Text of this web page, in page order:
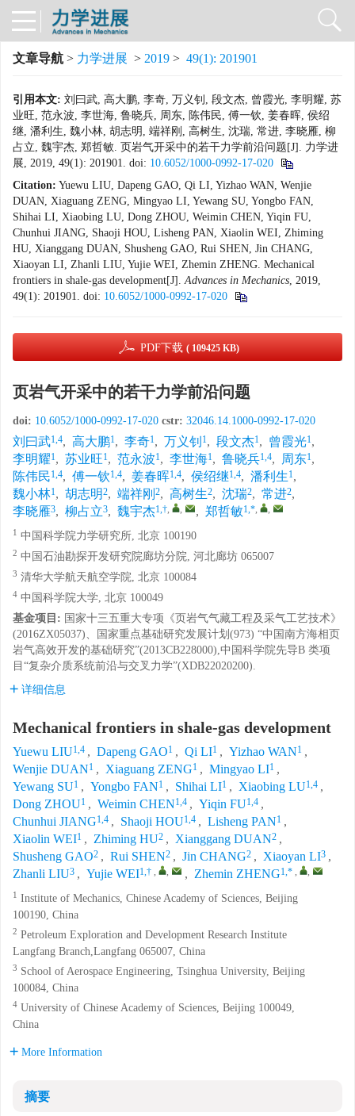
文章导航 > 力学进展 > 2019 > 49(1): 201901
引用本文: 刘曰武, 高大鹏, 李奇, 万义钊, 段文杰, 曾霞光, 李明耀, 苏
业旺, 范永波, 李世海, 鲁晓兵, 周东, 陈伟民, 傅一钦, 姜春晖, 侯绍
继, 潘利生, 魏小林, 胡志明, 端祥刚, 高树生, 沈瑞, 常进, 李晓雁, 柳
占立, 魏宇杰, 郑哲敏. 页岩气开采中的若干力学前沿问题[J]. 力学进
展, 2019, 49(1): 201901. doi: 10.6052/1000-0992-17-020
Citation: Yuewu LIU, Dapeng GAO, Qi LI, Yizhao WAN, Wenjie
DUAN, Xiaguang ZENG, Mingyao LI, Yewang SU, Yongbo FAN,
Shihai LI, Xiaobing LU, Dong ZHOU, Weimin CHEN, Yiqin FU,
Chunhui JIANG, Shaoji HOU, Lisheng PAN, Xiaolin WEI, Zhiming
HU, Xianggang DUAN, Shusheng GAO, Rui SHEN, Jin CHANG,
Xiaoyan LI, Zhanli LIU, Yujie WEI, Zhemin ZHENG. Mechanical
frontiers in shale-gas development[J].Advances in Mechanics, 2019,
49(1): 201901. doi: 10.6052/1000-0992-17-020
PDF下载 ( 109425 KB)
页岩气开采中的若干力学前沿问题
doi: 10.6052/1000-0992-17-020 cstr: 32046.14.1000-0992-17-020
刘曰武1,4, 高大鹏1, 李奇1, 万义钊 1, 段文杰1, 曾霞光1,
李明耀1, 苏业旺1, 范永波1, 李世海1, 鲁晓兵1,4, 周东1,
陈伟民1,4, 傅一钦1,4, 姜春晖1,4, 侯绍继1,4, 潘利生1,
魏小林1, 胡志明2, 端祥刚 2, 高树生2, 沈瑞2, 常进2,
李晓雁3, 柳占立3, 魏宇杰1,†, , , 郑哲敏1,*, ,
1 中国科学院力学研究所, 北京 100190
2 中国石油勘探开发研究院廊坊分院, 河北廊坊 065007
3 清华大学航天航空学院, 北京 100084
4 中国科学院大学, 北京 100049
基金项目: 国家十三五重大专项《页岩气气藏工程及采气工艺技术》
(2016ZX05037)、国家重点基础研究发展计划(973) “中国南方海相页
岩气高效开发的基础研究”(2013CB228000),中国科学院先导B 类项
目“复杂介质系统前沿与交叉力学”(XDB22020200).
详细信息
Mechanical frontiers in shale-gas development
Yuewu LIU1,4 , Dapeng GAO1 , Qi LI1 , Yizhao WAN1 ,
Wenjie DUAN1 , Xiaguang ZENG1 , Mingyao LI1 ,
Yewang SU1 , Yongbo FAN1 , Shihai LI1 , Xiaobing LU1,4 ,
Dong ZHOU1 , Weimin CHEN1,4 , Yiqin FU1,4 ,
Chunhui JIANG1,4 , Shaoji HOU1,4 , Lisheng PAN1 ,
Xiaolin WEI1 , Zhiming HU2 , Xianggang DUAN2 ,
Shusheng GAO2 , Rui SHEN2 , Jin CHANG2 , Xiaoyan LI3 ,
Zhanli LIU3 , Yujie WEI1,† , , , Zhemin ZHENG1,* , ,
1
Institute of Mechanics, Chinese Academy of Sciences, Beijing
100190, China
2 Petroleum Exploration and Development Research Institute
Langfang Branch,Langfang 065007, China
3 School of Aerospace Engineering, Tsinghua University, Beijing
100084, China
4 University of Chinese Academy of Sciences, Beijing 100049,
China
More Information
摘要